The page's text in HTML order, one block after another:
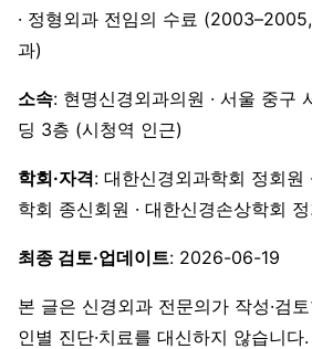
· 정형외과 전임의 수료
과)
소속: 현명신경외과의원 · 서울 중구
딩 3층 (시청역 인근)
학회·자격: 대한신경외과학회 정회원
학회 종신회원 · 대한신경손상학회
최종 검토·업데이트: 2026-06-19
본 글은 신경외과 전문의가 작성·검
인별 진단·치료를 대신하지 않습니다.